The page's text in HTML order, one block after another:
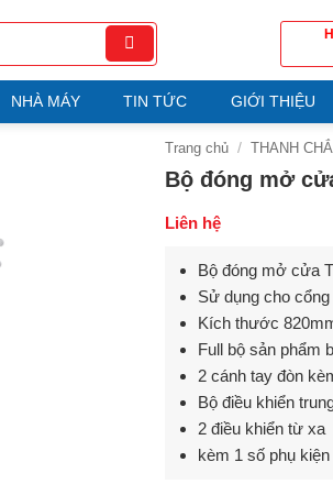
NHÀ MÁY TIN TỨC GIỚI THIỆU
Trang chủ / THANH
Bộ đóng mở
Liên hệ
Bộ đóng mở cửa
Sử dụng cho
Kích thước
Full bộ sản phẩm
2 cánh tay đòn
Bộ điều khiển
2 điều khiển từ xa
kèm 1 số phụ